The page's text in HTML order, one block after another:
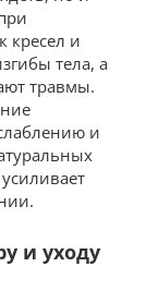
кресел и
тела, а
травмы.
и
и уходу